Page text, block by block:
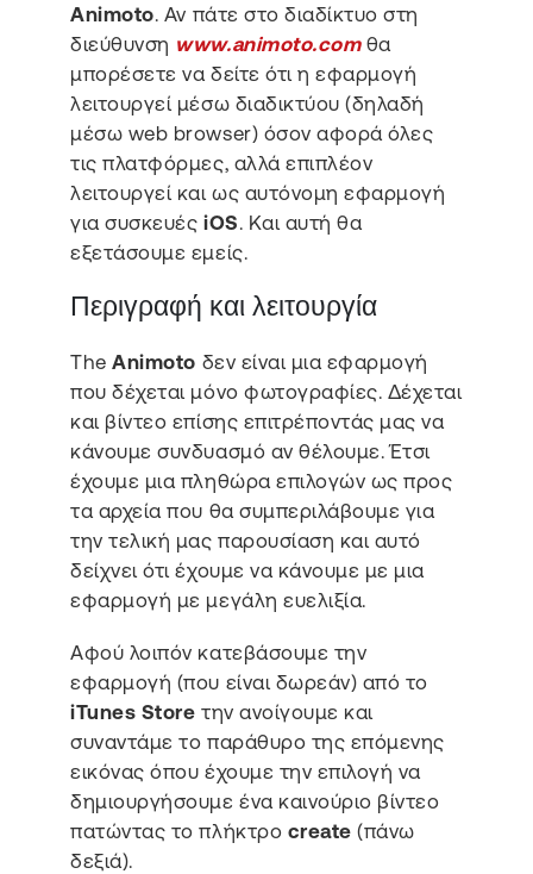
Animoto. Αν πάτε στο διαδίκτυο στη
διεύθυνση www.animoto.comθα
μπορέσετε να δείτε ότι η εφαρμογή
λειτουργεί μέσω διαδικτύου (δηλαδή
μέσω web browser) όσον αφορά όλες
τις πλατφόρμες, αλλά επιπλέον
λειτουργεί και ως αυτόνομη εφαρμογή
για συσκευές iOS. Και αυτή θα
εξετάσουμε εμείς.
Περιγραφή και λειτουργία
TheAnimoto δεν είναι μια εφαρμογή
που δέχεται μόνο φωτογραφίες. Δέχεται
και βίντεο επίσης επιτρέποντάς μας να
κάνουμε συνδυασμό αν θέλουμε. Έτσι
έχουμε μια πληθώρα επιλογών ως προς
τα αρχεία που θα συμπεριλάβουμε για
την τελική μας παρουσίαση και αυτό
δείχνει ότι έχουμε να κάνουμε με μια
εφαρμογή με μεγάλη ευελιξία.
Αφού λοιπόν κατεβάσουμε την
εφαρμογή (που είναι δωρεάν) από το
iTunes Store την ανοίγουμε και
συναντάμε το παράθυρο της επόμενης
εικόνας όπου έχουμε την επιλογή να
δημιουργήσουμε ένα καινούριο βίντεο
πατώντας το πλήκτρο create (πάνω
δεξιά).